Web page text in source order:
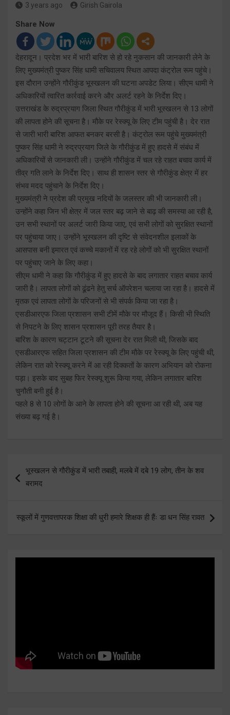
3 years ago Girish Gairola
Share Now
देहरादून। प्रदेश भर में भारी बारिश से हो रहे नुकसान की जानकारी लेने के
लिए मुख्यमंत्री पुष्कर सिंह धामी सचिवालय स्थित आपदा कंट्रोल रूम पहुंचे।
इस दौरान उन्होंने गौरीकुंड भूस्खलन की घटना अपडेट लिया। सीएम धामी ने
अधिकारियों त्वारित कार्रवाई करने और अलर्ट रहने के निर्देश दिए।
उत्तराखंड के रुद्रप्रयाग जिला स्थित गौरीकुंड में भारी भूस्खलन से 13 लोगों
की लापता होने की सूचना है। मौके पर रेस्क्यू के लिए टीम पहुंची है। देर रात
से जारी भारी बारिश आफत बनकर बरसी है। कंट्रोल रूम पहुंचे मुख्यमंत्री
पुष्कर सिंह धामी ने रुद्रप्रयाग जिले के गौरीकुंड में हुए हादसे में संबंध में
अधिकारियों से जानकारी ली। उन्होंने गौरीकुंड में चल रहे राहत बचाव कार्य में
तीव्र गति लाने के निर्देश दिए। साथ ही शासन स्तर से गौरीकुंड क्षेत्र में हर
संभव मदद पहुंचाने के निर्देश दिए।
मुख्यमंत्री ने प्रदेश की प्रमुख नदियों के जलस्तर की भी जानकारी ली।
उन्होंने कहा जिन भी क्षेत्र में जल स्तर बढ़ जाने से बाढ़ की समस्या आ रही है,
उन सभी स्थानों पर अलर्ट जारी किया जाए, एवं सभी लोगों को सुरक्षित स्थानों
पर पहुंचाया जाए। उन्होंने भूस्खलन की दृष्टि से संवेदनशील इलाकों के
आसपास बनी इमारत एवं कच्चे मकानों में रह रहे लोगों को भी सुरक्षित स्थानों
पर पहुंचाए जाने के लिए कहा।
सीएम धामी ने कहा कि गौरीकुंड में हुए हादसे के बाद लगातार राहत बचाव कार्य
जारी है। लापता लोगों को ढूंढने हेतु सर्च ऑपरेशन चलाया जा रहा है। हादसे में
मृतक एवं लापता लोगों के परिजनों से भी संपर्क किया जा रहा है।
एसडीआरएफ जिला प्रशासन सभी टीमें मौके पर मौजूद हैं। किसी भी स्थिति
से निपटने के लिए शासन प्रशासन पूरी तरह तैयार है।
बारिश के कारण चट्टान टूटने की सूचना देर रात मिली थी, जिसके बाद
एसडीआरएफ सहित जिला प्रशासन की टीम मौके पर रेस्क्यू के लिए पहुंची थी,
लेकिन रात को रेस्क्यू करने में आ रही दिक्कतों के कारण अभियान को रोकना
पड़ा। इसके बाद सुबह फिर रेस्क्यू शुरू किया गया, लेकिन लगातार बारिश
चुनौती बनी हुई है।
पहले 8 से 10 लोगों के आने के लापता होने की सूचना आ रही थी, अब यह
संख्या बढ़ गई है।
navigation
भूस्खलन से गौरीकुंड में भारी तबाही, मलबे में दबे 19 लोग, तीन के शव
बरामद
स्कूलों में गुणवत्तापरक शिक्षा की धुरी हमारे शिक्षक ही हैंः डा धन सिंह रावत